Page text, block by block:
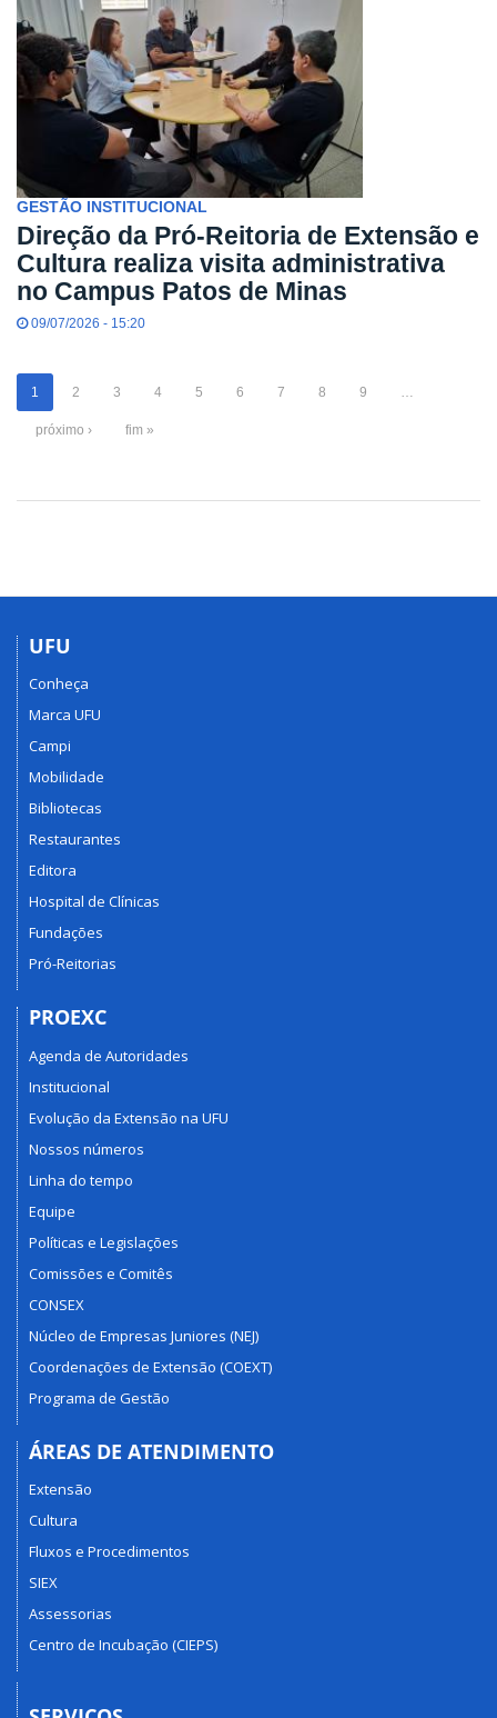
GESTÃO INSTITUCIONAL
Direção da Pró-Reitoria de Extensão e
Cultura realiza visita administrativa
no Campus Patos de Minas
09/07/2026 - 15:20
1 2 3 4 5 6 7 8 9 …
próximo › fim »
UFU
Conheça
Marca UFU
Campi
Mobilidade
Bibliotecas
Restaurantes
Editora
Hospital de Clínicas
Fundações
Pró-Reitorias
PROEXC
Agenda de Autoridades
Institucional
Evolução da Extensão na UFU
Nossos números
Linha do tempo
Equipe
Políticas e Legislações
Comissões e Comitês
CONSEX
Núcleo de Empresas Juniores (NEJ)
Coordenações de Extensão (COEXT)
Programa de Gestão
ÁREAS DE ATENDIMENTO
Extensão
Cultura
Fluxos e Procedimentos
SIEX
Assessorias
Centro de Incubação (CIEPS)